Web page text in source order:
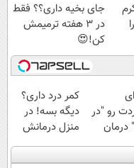
جای بخیه داری؟؟ فقط
در 3 هفته ترمیمش
کن!😍
رو "در
درمان
+
کمر درد داری؟
دیگه بسه! در
منزل درمانش
کن
(◀پرسش‌نامه)